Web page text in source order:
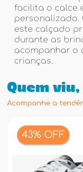
facilita o calce
personalizado.
este calçado
durante as
acompanhar o
crianças.
Quem
Acompanhe a
43% OFF